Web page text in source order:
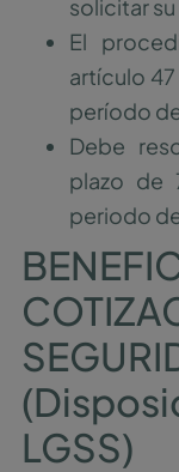
solicitar
El
artículo
período
Debe
plazo de
periodo
LGSS)